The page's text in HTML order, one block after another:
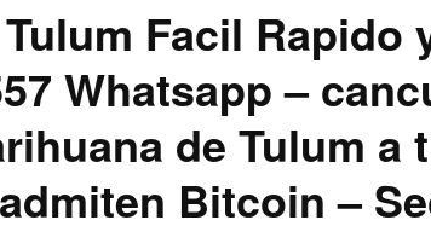
Facil Rapido
Whatsapp –
de Tulum a
Bitcoin –